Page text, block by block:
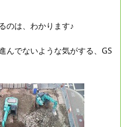
のは、わかります♪
んでないような気がする、GS